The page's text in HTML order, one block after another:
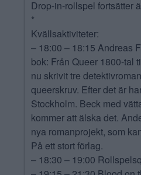
Drop-in-rollspel fortsätter
*
Kvällsaktiviteter:
– 18:00 – 18:15 Andreas
bok: Från Queer 1800-tal
nu skrivit tre
queerskruv. Efter det är
Stockholm. Beck med
kommer att älska det.
nya romanprojekt, som
På ett stort förlag.
– 18:30 – 19:00